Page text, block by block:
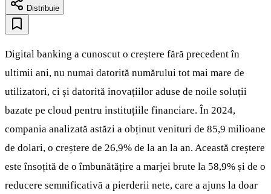
Distribuie
Digital banking a cunoscut o creștere fără precedent în
ultimii ani, nu numai datorită numărului tot mai mare de
utilizatori, ci și datorită inovațiilor aduse de noile soluții
bazate pe cloud pentru instituțiile financiare. În 2024,
compania analizată astăzi a obținut venituri de 85,9 milioane
de dolari, o creștere de 26,9% de la an la an. Această creștere
este însoțită de o îmbunătățire a marjei brute la 58,9% și de o
reducere semnificativă a pierderii nete, care a ajuns la doar